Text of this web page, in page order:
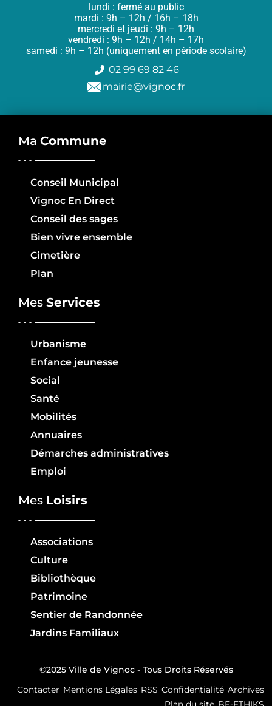
lundi : fermé au public
mardi : 9h – 12h / 16h – 18h
mercredi et jeudi : 9h – 12h
vendredi : 9h – 12h / 14h – 17h
samedi : 9h – 12h (uniquement en période scolaire)
02 99 69 82 46
mairie@vignoc.fr
Ma Commune
Conseil Municipal
Vignoc En Direct
Conseil des sages
Bien vivre ensemble
Cimetière
Plan
Mes Services
Urbanisme
Enfance jeunesse
Social
Santé
Mobilités
Annuaires
Démarches administratives
Emploi
Mes Loisirs
Associations
Culture
Bibliothèque
Patrimoine
Sentier de Randonnée
Jardins Familiaux
©2025 Ville de Vignoc - Tous Droits Réservés
Contacter Mentions Légales RSS Confidentialité Archives